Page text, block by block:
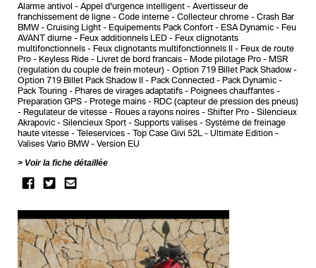
Alarme antivol Appel d'urgence intelligent
Avertisseur de
franchissement de ligne
Code interne Collecteur chrome
Crash Bar
BMW
Cruising Light Equipements Pack Confort ESA Dynamic
Feu
AVANT diurne
Feux additionnels LED
Feux clignotants
multifonctionnels
Feux clignotants multifonctionnels II
Feux de route
Pro
Keyless Ride Livret de bord francais Mode pilotage Pro
MSR
(regulation du couple de frein moteur)
Option 719 Billet Pack Shadow
Option 719 Billet Pack Shadow II
Pack Connected
Pack Dynamic
Pack Touring
Phares de virages adaptatifs
Poignees chauffantes
Preparation GPS
Protege mains
RDC (capteur de pression des pneus)
Regulateur de vitesse
Roues a rayons noires Shifter Pro
Silencieux
Akrapovic
Silencieux Sport Supports valises
Système de freinage
haute vitesse
Teleservices Top Case Givi 52L
Ultimate Edition
Valises Vario BMW
Version EU
Voir la fiche détaillée